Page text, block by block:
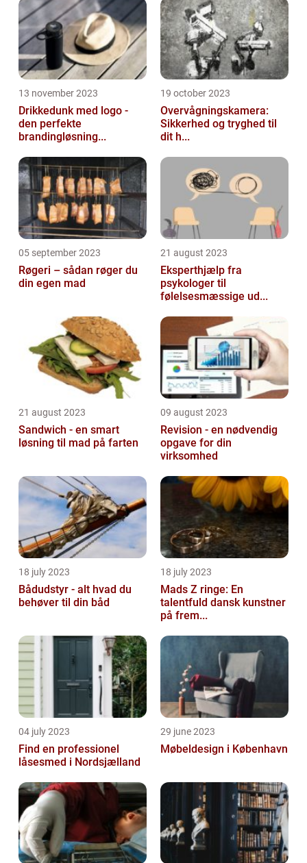
13 november 2023
Drikkedunk med logo -
den perfekte
brandingløsning...
19 october 2023
Overvågningskamera:
Sikkerhed og tryghed til
dit h...
05 september 2023
Røgeri – sådan røger du
din egen mad
21 august 2023
Eksperthjælp fra
psykologer til
følelsesmæssige ud...
21 august 2023
Sandwich - en smart
løsning til mad på farten
09 august 2023
Revision - en nødvendig
opgave for din
virksomhed
18 july 2023
Bådudstyr - alt hvad du
behøver til din båd
18 july 2023
Mads Z ringe: En
talentfuld dansk kunstner
på frem...
04 july 2023
Find en professionel
låsesmed i Nordsjælland
29 june 2023
Møbeldesign i København